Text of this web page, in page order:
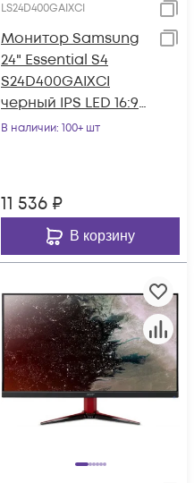
LS24D400GAIXCI
Монитор Samsung
24" Essential S4
S24D400GAIXCI
черный IPS LED 16:9
HDMI матовая HAS
В наличии: 100+ шт
11 536 ₽
В корзину